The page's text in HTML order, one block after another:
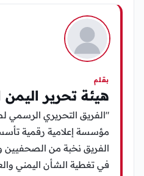
بقلم
هيئة تحرير اليمن
"الفريق التحريري الرسمي
الفريق نخبة من
في تغطية الشأن اليمني